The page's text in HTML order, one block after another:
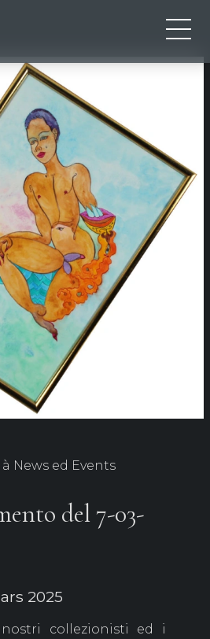
News ed Events
del 7-03-
2025
collezionisti ed i